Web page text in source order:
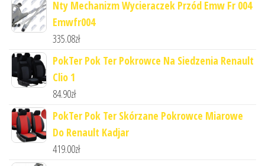
Nty Mechanizm Wycieraczek Przód Emw Fr 004
Emwfr004
335.08zł
PokTer Pok Ter Pokrowce Na Siedzenia Renault
Clio 1
84.90zł
PokTer Pok Ter Skórzane Pokrowce Miarowe
Do Renault Kadjar
419.00zł